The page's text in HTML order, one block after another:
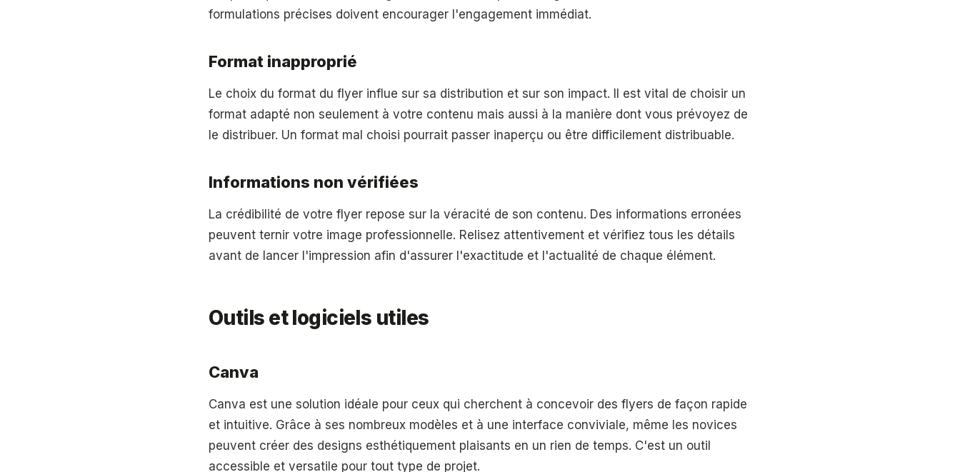
formulations précises doivent encourager l'engagement immédiat.
Format inapproprié
Le choix du format du flyer influe sur sa distribution et sur son impact. Il est vital de choisir un
format adapté non seulement à votre contenu mais aussi à la manière dont vous prévoyez de
le distribuer. Un format mal choisi pourrait passer inaperçu ou être difficilement distribuable.
Informations non vérifiées
La crédibilité de votre flyer repose sur la véracité de son contenu. Des informations erronées
peuvent ternir votre image professionnelle. Relisez attentivement et vérifiez tous les détails
avant de lancer l'impression afin d'assurer l'exactitude et l'actualité de chaque élément.
Outils et logiciels utiles
Canva
Canva est une solution idéale pour ceux qui cherchent à concevoir des flyers de façon rapide
et intuitive. Grâce à ses nombreux modèles et à une interface conviviale, même les novices
peuvent créer des designs esthétiquement plaisants en un rien de temps. C'est un outil
accessible et versatile pour tout type de projet.